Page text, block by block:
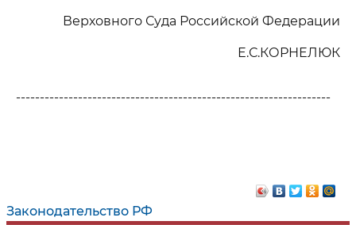
Законодательство РФ
Верховного Суда Российской Федерации
Е.С.КОРНЕЛЮК
------------------------------------------------------------------